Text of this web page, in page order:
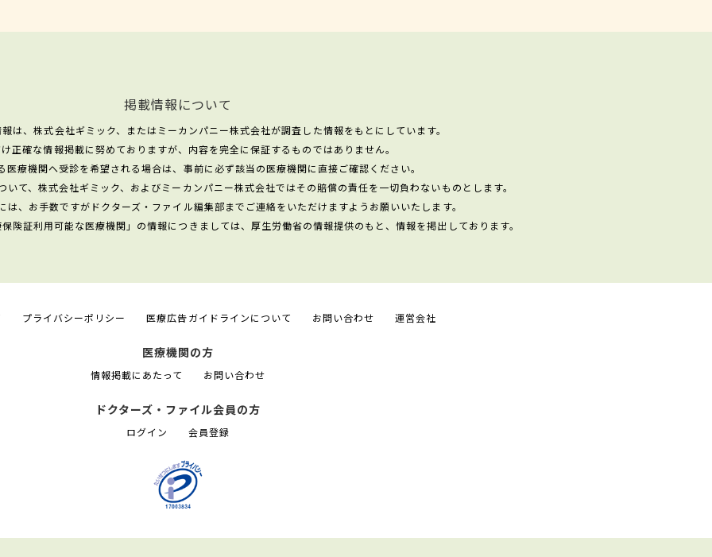
掲載情報について
は、株式会社ギミック、またはミーカンパニー株式会社が調査した情報をもとにしています。
正確な情報掲載に努めておりますが、内容を完全に保証するものではありません。
医療機関へ受診を希望される場合は、事前に必ず該当の医療機関に直接ご確認ください。
いて、株式会社ギミック、およびミーカンパニー株式会社ではその賠償の責任を一切負わないものとします。
は、お手数ですがドクターズ・ファイル編集部までご連絡をいただけますようお願いいたします。
険証利用可能な医療機関」の情報につきましては、厚生労働省の情報提供のもと、情報を掲出しております。
プライバシーポリシー 医療広告ガイドラインについて お問い合わせ 運営会社
医療機関の方
情報掲載にあたって お問い合わせ
ドクターズ・ファイル会員の方
ログイン 会員登録